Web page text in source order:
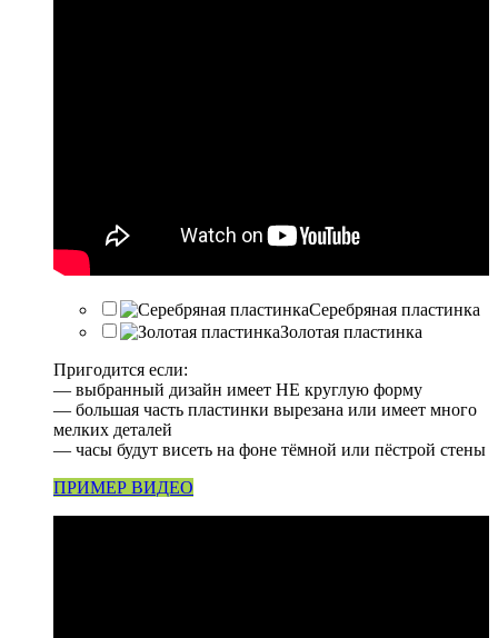
Серебряная пластинка
Золотая пластинка
Пригодится если:
— выбранный дизайн имеет НЕ круглую форму
— большая часть пластинки вырезана или имеет много
мелких деталей
— часы будут висеть на фоне тёмной или пёстрой стены
ПРИМЕР ВИДЕО